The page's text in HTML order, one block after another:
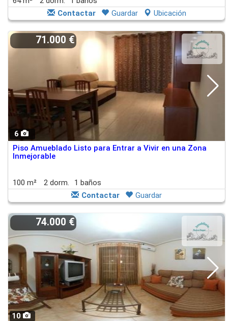
Contactar
Guardar Ubicación
6
71.000 €
Piso Amueblado Listo para Entrar a Vivir en una Zona
Inmejorable
100 m² 2 dorm.
1 baños
Contactar
Guardar
10
74.000 €